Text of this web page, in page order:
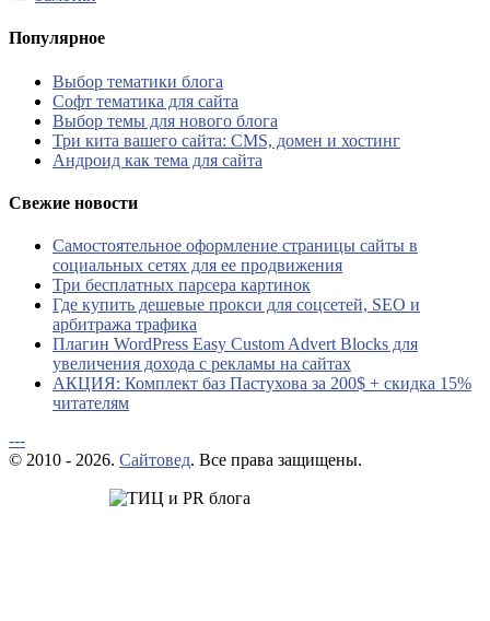
Популярное
Выбор тематики блога
Софт тематика для сайта
Выбор темы для нового блога
Три кита вашего сайта: CMS, домен и хостинг
Андроид как тема для сайта
Свежие новости
Самостоятельное оформление страницы сайты в
социальных сетях для ее продвижения
Три бесплатных парсера картинок
Где купить дешевые прокси для соцсетей, SEO и
арбитража трафика
Плагин WordPress Easy Custom Advert Blocks для
увеличения дохода с рекламы на сайтах
АКЦИЯ: Комплект баз Пастухова за 200$ + скидка 15%
читателям
---
© 2010 - 2026. Сайтовед. Все права защищены.